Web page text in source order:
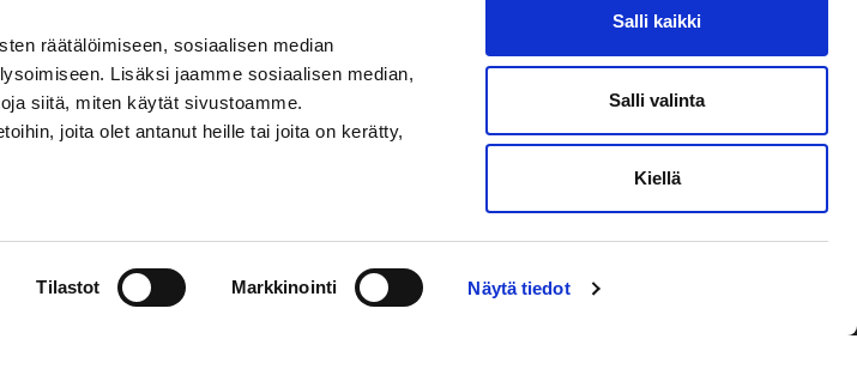
räätälöimiseen, sosiaalisen median
Lisäksi jaamme sosiaalisen median,
siitä, miten käytät sivustoamme.
joita olet antanut heille tai joita on kerätty,
Tilastot Markkinointi Näytä tiedot
Salli kaikki
Salli valinta
Kiellä
SOSIAALINEN MEDIA
facebook
VAASAN SPORT UUTISKIRJE